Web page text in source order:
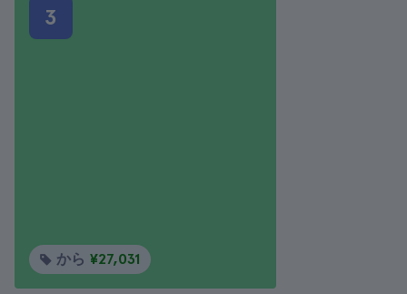
3
から ¥27,031